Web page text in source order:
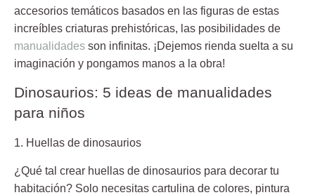
accesorios temáticos basados en las figuras de estas
increíbles criaturas prehistóricas, las posibilidades de
manualidades son infinitas. ¡Dejemos rienda suelta a su
imaginación y pongamos manos a la obra!
Dinosaurios: 5 ideas de manualidades
para niños
1. Huellas de dinosaurios
¿Qué tal crear huellas de dinosaurios para decorar tu
habitación? Solo necesitas cartulina de colores, pintura